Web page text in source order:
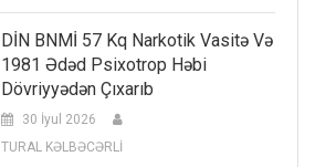
DİN BNMİ 57 Kq Narkotik Vasitə Və
1981 Ədəd Psixotrop Həbi
Dövriyyədən Çıxarıb
30 İyul 2026
TURAL KƏLBƏCƏRLİ